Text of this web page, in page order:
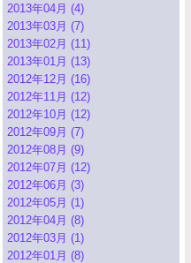
2013年04月 (4)
2013年03月 (7)
2013年02月 (11)
2013年01月 (13)
2012年12月 (16)
2012年11月 (12)
2012年10月 (12)
2012年09月 (7)
2012年08月 (9)
2012年07月 (12)
2012年06月 (3)
2012年05月 (1)
2012年04月 (8)
2012年03月 (1)
2012年01月 (8)